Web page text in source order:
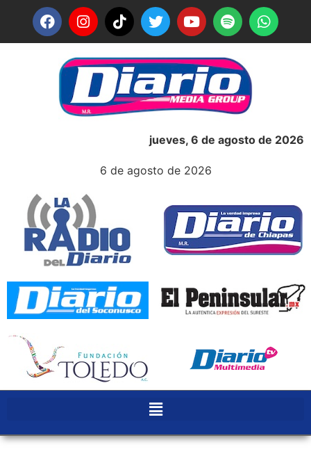
jueves, 6 de agosto de 2026
6 de agosto de 2026